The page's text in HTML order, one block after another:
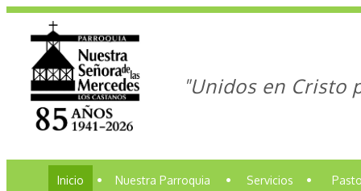
"Unidos en Cristo
Inicio • Nuestra Parroquia • Servicios •